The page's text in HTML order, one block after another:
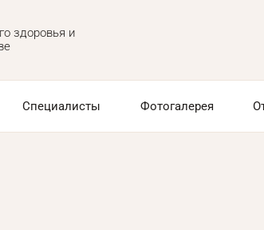
здоровья и
Специалисты Фотогалерея